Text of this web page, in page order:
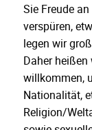
Sie Freude
verspüren,
legen wir
Daher
willkommen,
Nationalität,
Religion/